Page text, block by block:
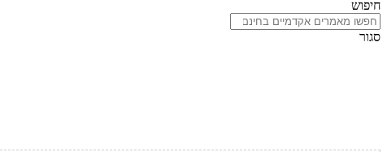
חיפוש
סגור